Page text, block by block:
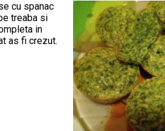
cu spanac
treaba si
in
as fi crezut.